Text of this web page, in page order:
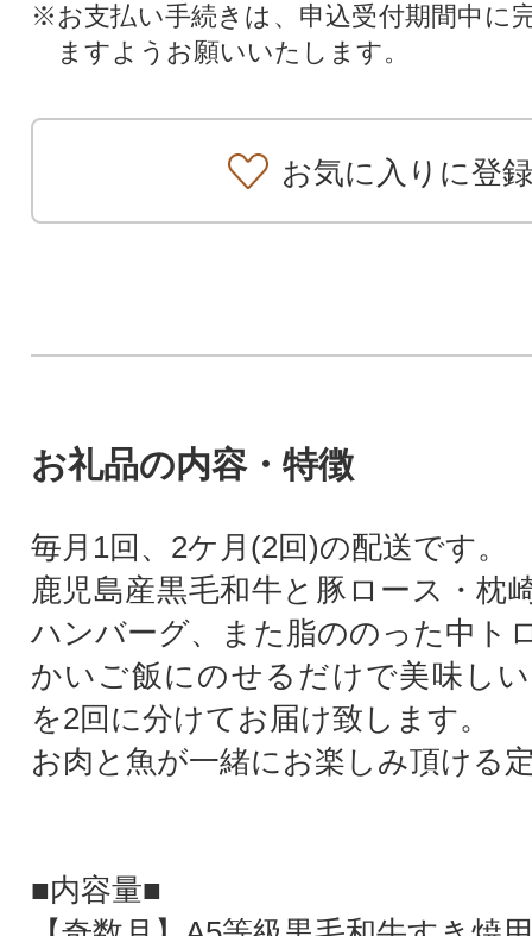
※お支払い手続きは、申込受付期間中に
ますようお願いいたします。
お気に入りに登録
お礼品の内容・特徴
毎月1回、2ケ月(2回)の配送です。
鹿児島産黒毛和牛と豚ロース・枕
ハンバーグ、また脂ののった中ト
かいご飯にのせるだけで美味し
を2回に分けてお届け致します。
お肉と魚が一緒にお楽しみ頂ける
■内容量■